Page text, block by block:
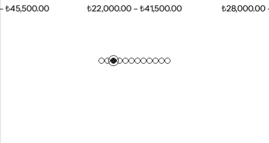
₺22,000.00 41,500.00
₺28,000.00 49,500.00